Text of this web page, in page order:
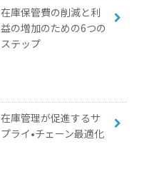
在庫保管費の削減と利
益の増加のための6つの
ステップ
在庫管理が促進するサ
プライ•チェーン最適化